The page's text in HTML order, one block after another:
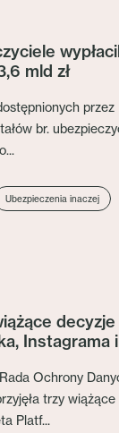
mld zł
br.
Ubezpieczenia inaczej
Instagrama
Ochrony
trzy
Platf...